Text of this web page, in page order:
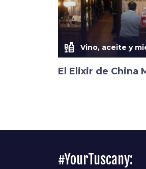
liquor Vino, aceite y
El Elixir de China
#YourTuscany: